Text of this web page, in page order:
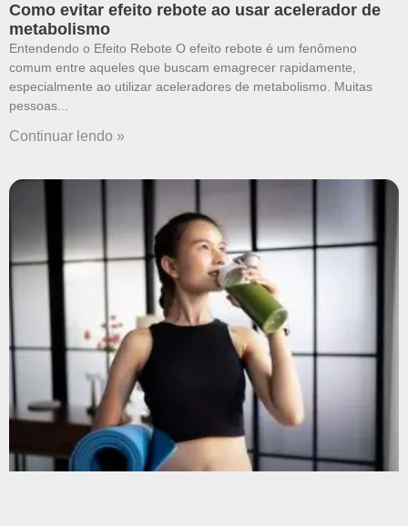
Como evitar efeito rebote ao usar acelerador de
metabolismo
Entendendo o Efeito Rebote O efeito rebote é um fenômeno
comum entre aqueles que buscam emagrecer rapidamente,
especialmente ao utilizar aceleradores de metabolismo. Muitas
pessoas
Continuar lendo »